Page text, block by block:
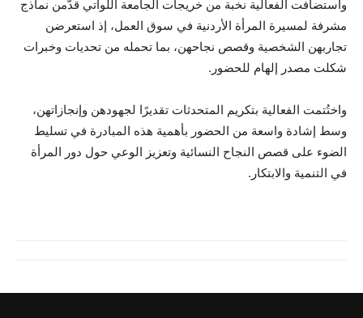
واستضافت الفعالية نخبة من خريجات الجامعة اللواتي قدّمن نماذج
مشرفة لمسيرة المرأة الأردنية في سوق العمل، إذ استعرضن
تجاربهن الشخصية وقصص نجاحهن، بما تحمله من تحديات وخبرات
شكلت مصدر إلهام للحضور.
واختُتمت الفعالية بتكريم المتحدثات تقديرًا لجهودهن وإنجازاتهن،
وسط إشادة واسعة من الحضور بأهمية هذه المبادرة في تسليط
الضوء على قصص النجاح النسائية وتعزيز الوعي حول دور المرأة
في التنمية والابتكار.